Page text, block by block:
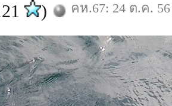
) คห.67: 24 ต.ค. 56